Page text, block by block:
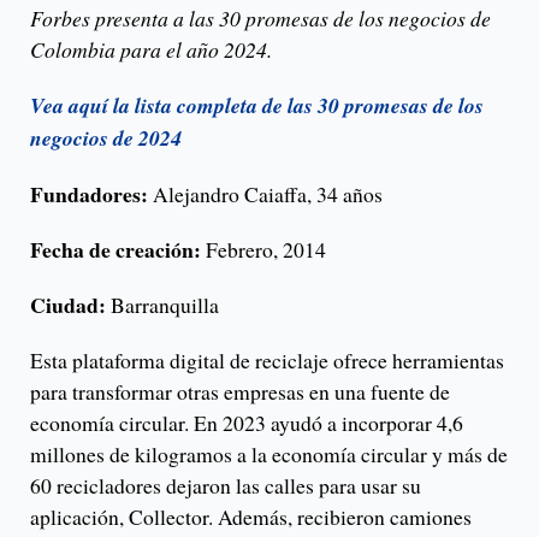
Forbes presenta a las 30 promesas de los negocios de
Colombia para el año 2024.
Vea aquí la lista completa de las 30 promesas de los
negocios de 2024
Fundadores: Alejandro Caiaffa, 34 años
Fecha de creación: Febrero, 2014
Ciudad: Barranquilla
Esta plataforma digital de reciclaje ofrece herramientas
para transformar otras empresas en una fuente de
economía circular. En 2023 ayudó a incorporar 4,6
millones de kilogramos a la economía circular y más de
60 recicladores dejaron las calles para usar su
aplicación, Collector. Además, recibieron camiones